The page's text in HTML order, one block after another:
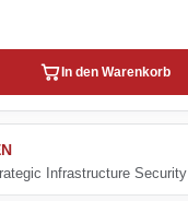
In den Warenkorb
Infrastructure Security